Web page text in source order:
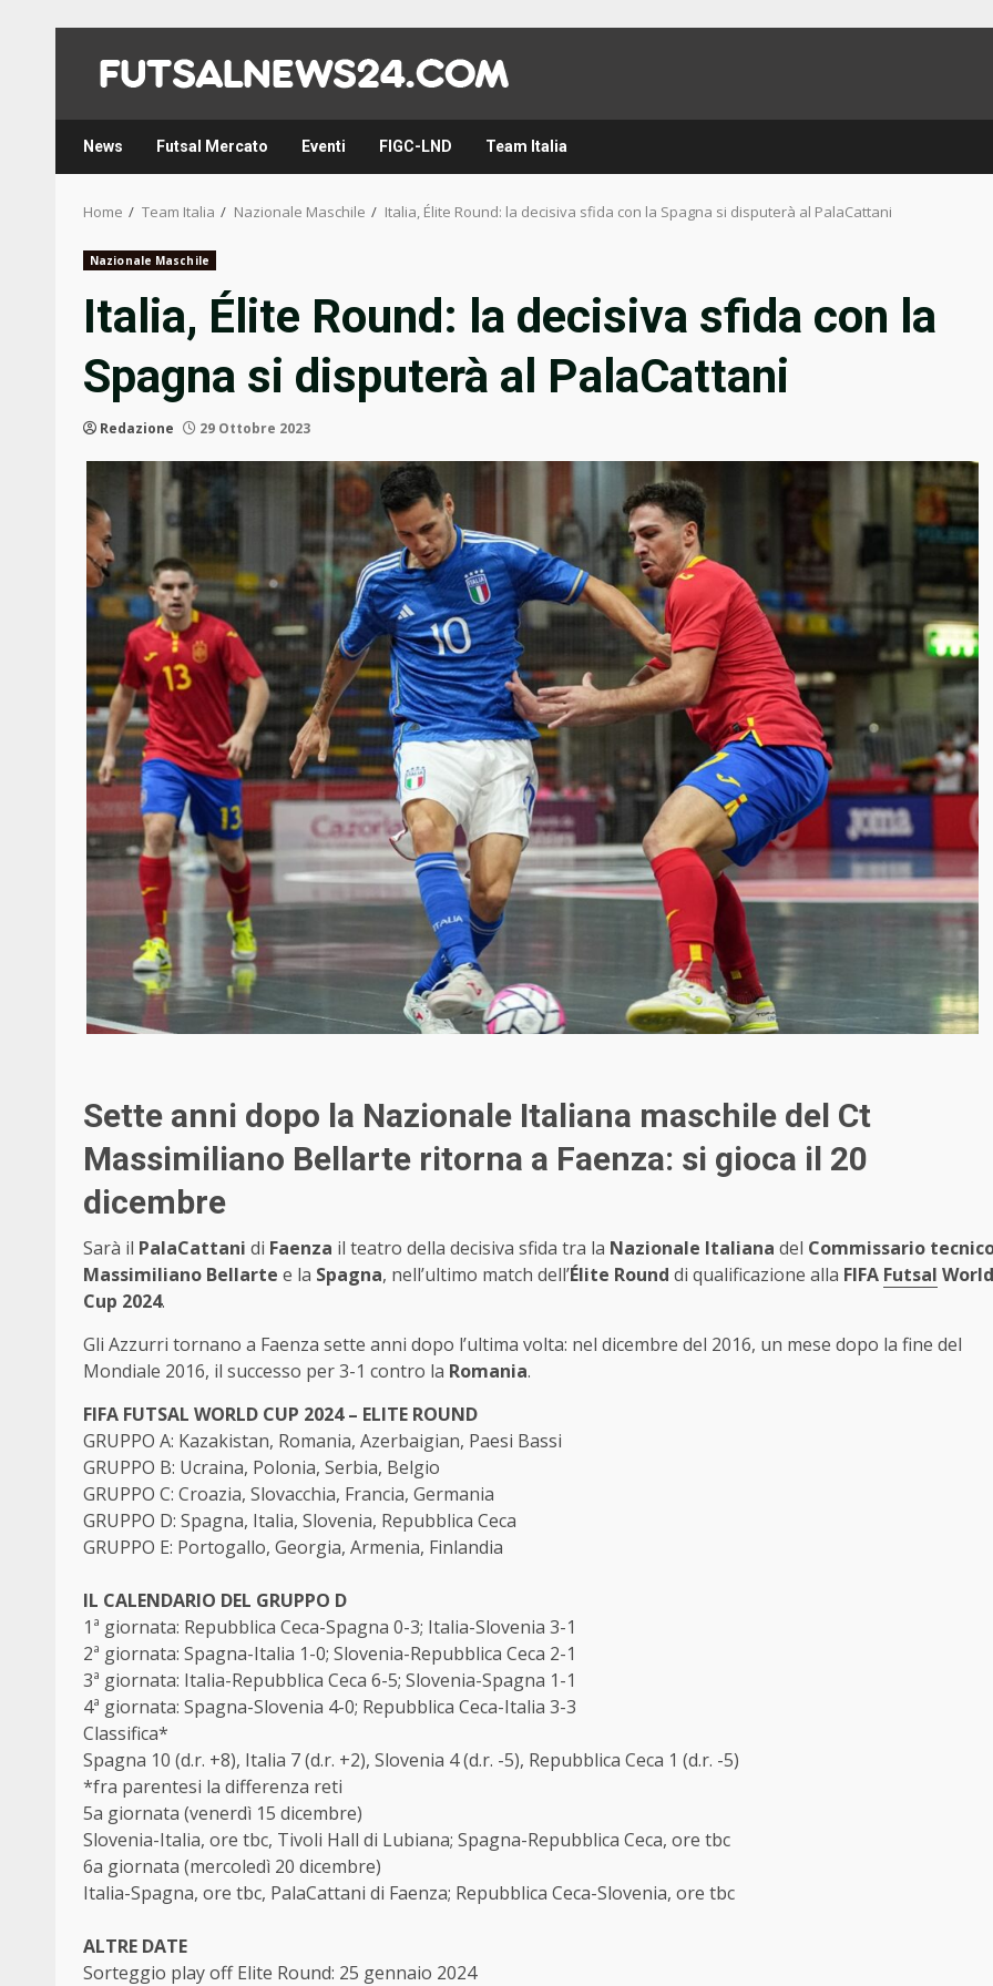
content
News Futsal Mercato Eventi FIGC-LND Team Italia
Home Team Italia Nazionale Maschile Italia, Élite Round: la decisiva sfida con la Spagna si disputerà al PalaCattani
Nazionale Maschile
Italia, Élite Round: la decisiva sfida con la
Spagna si disputerà al PalaCattani
Redazione 29 Ottobre 2023
Sette anni dopo la Nazionale Italiana maschile del Ct
Massimiliano Bellarte ritorna a Faenza: si gioca il 20
dicembre
Sarà il PalaCattani di Faenza il teatro della decisiva sfida tra la Nazionale Italiana del Commissario
Massimiliano Bellarte e la Spagna, nell’ultimo match dell’Élite Round di qualificazione alla FIFA Futsal World
Cup 2024.
Gli Azzurri tornano a Faenza sette anni dopo l’ultima volta: nel dicembre del 2016, un mese dopo la fine del
Mondiale 2016, il successo per 3-1 contro la Romania.
FIFA FUTSAL WORLD CUP 2024 – ELITE ROUND
GRUPPO A: Kazakistan, Romania, Azerbaigian, Paesi Bassi
GRUPPO B: Ucraina, Polonia, Serbia, Belgio
GRUPPO C: Croazia, Slovacchia, Francia, Germania
GRUPPO D: Spagna, Italia, Slovenia, Repubblica Ceca
GRUPPO E: Portogallo, Georgia, Armenia, Finlandia
IL CALENDARIO DEL GRUPPO D
1ª giornata: Repubblica Ceca-Spagna 0-3; Italia-Slovenia 3-1
2ª giornata: Spagna-Italia 1-0; Slovenia-Repubblica Ceca 2-1
3ª giornata: Italia-Repubblica Ceca 6-5; Slovenia-Spagna 1-1
4ª giornata: Spagna-Slovenia 4-0; Repubblica Ceca-Italia 3-3
Classifica*
Spagna 10 (d.r. +8), Italia 7 (d.r. +2), Slovenia 4 (d.r. -5), Repubblica Ceca 1 (d.r. -5)
*fra parentesi la differenza reti
5a giornata (venerdì 15 dicembre)
Slovenia-Italia, ore tbc, Tivoli Hall di Lubiana; Spagna-Repubblica Ceca, ore tbc
6a giornata (mercoledì 20 dicembre)
Italia-Spagna, ore tbc, PalaCattani di Faenza; Repubblica Ceca-Slovenia, ore tbc
ALTRE DATE
Sorteggio play off Elite Round: 25 gennaio 2024